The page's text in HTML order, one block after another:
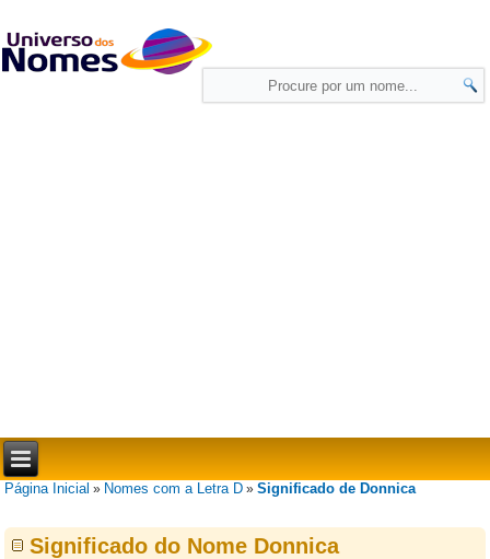
Página Inicial » Nomes com a Letra D »Significado de Donnica
Significado do Nome Donnica